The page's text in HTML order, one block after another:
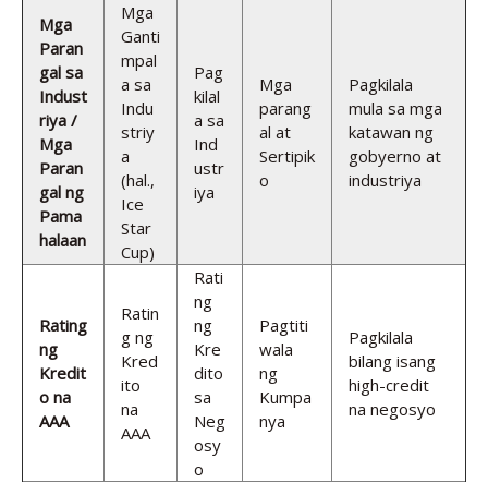
Mga
Paran
gal sa
Indust
riya /
Mga
Paran
gal ng
Pama
halaan
Mga
Ganti
mpal
a sa
Indu
striy
a
(hal.,
Ice
Star
Cup)
Pag
kilal
a sa
Ind
ustr
iya
Mga
parang
al at
Sertipik
o
Pagkilala
mula sa mga
katawan ng
gobyerno at
industriya
Rating
ng
Kredit
o na
AAA
Ratin
g ng
Kred
ito
na
AAA
Rati
ng
ng
Kre
dito
sa
Neg
osy
o
Pagtiti
wala
ng
Kumpa
nya
Pagkilala
bilang isang
high-credit
na negosyo